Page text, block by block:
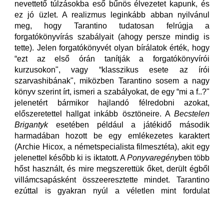
nevettető túlzásokba eső bűnös élvezetet kapunk, és
ez jó üzlet. A realizmus leginkább abban nyilvánul
meg, hogy Tarantino tudatosan felrúgja a
forgatókönyvírás szabályait (ahogy persze mindig is
tette). Jelen forgatókönyvét olyan bírálatok érték, hogy
“ezt az első órán tanítják a forgatókönyvírói
kurzusokon", vagy “klasszikus esete az írói
szarvashibának", miközben Tarantino sosem a nagy
könyv szerint írt, ismeri a szabályokat, de egy “mi a f..?"
jelenetért bármikor hajlandó félredobni azokat,
előszeretettel hallgat inkább ösztöneire. A Becstelen
Brigantykesetében például a játékidő második
harmadában hozott be egy emlékezetes karaktert
(Archie Hicox, a németspecialista filmesztéta), akit egy
jelenettel később ki is iktatott. APonyvaregényben több
hőst használt, és mire megszerettük őket, derült égből
villámcsapásként összeeresztette mindet. Tarantino
ezúttal is gyakran nyúl a véletlen mint fordulat